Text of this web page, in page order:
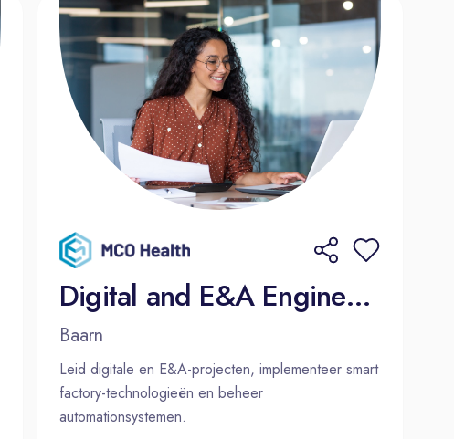
Digital and E&A Engineering Manager
Baarn
Leid digitale en E&A-projecten, implementeer smart
factory-technologieën en beheer
automationsystemen.